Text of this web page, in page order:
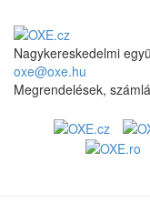
Nagykereskedelmi
oxe@oxe.hu
Megrendelések,